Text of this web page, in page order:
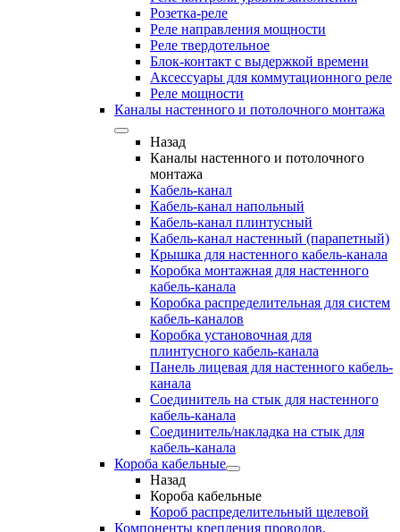
Розетка-реле
Реле направления мощности
Реле твердотельное
Блок-контакт с выдержкой времени
Аксессуары для коммутационного реле
Реле мощности
Каналы настенного и потолочного монтажа
Назад
Каналы настенного и потолочного
монтажа
Кабель-канал
Кабель-канал напольный
Кабель-канал плинтусный
Кабель-канал настенный (парапетный)
Крышка для настенного кабель-канала
Коробка монтажная для настенного
кабель-канала
Коробка распределительная для систем
кабель-каналов
Коробка установочная для
плинтусного кабель-канала
Панель лицевая для настенного кабель-
канала
Соединитель на стык для настенного
кабель-канала
Соединитель/накладка на стык для
кабель-канала
Короба кабельные
Назад
Короба кабельные
Короб распределительный щелевой
Компоненты крепления проводов,